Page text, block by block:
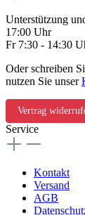
Unterstützung
17:00 Uhr
Fr 7:30 - 14:30
Oder schreiben
nutzen Sie unser
Vertrag
Service
Kontakt
Versand
AGB